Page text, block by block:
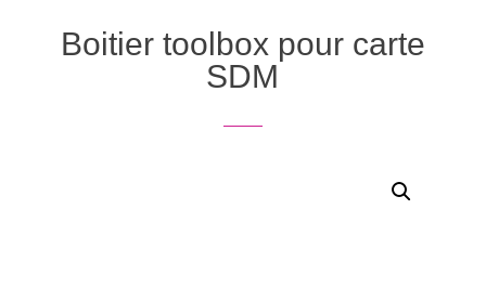
Boitier toolbox pour carte
SDM